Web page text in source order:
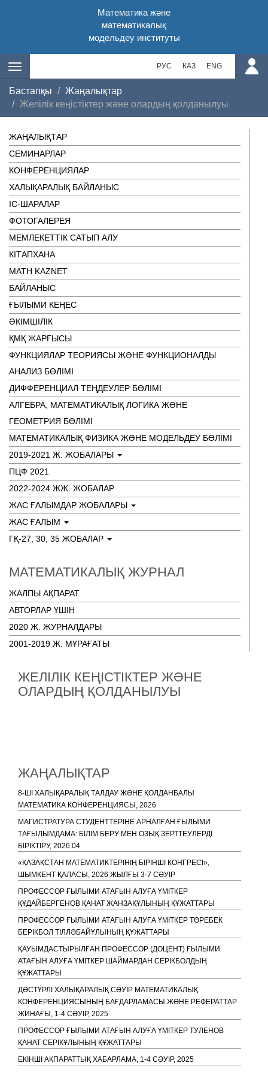
Математика және
математикалық
модельдеу институты
РУС КАЗ ENG
Бастапқы
Жаңалықтар
Желілік кеңістіктер және олардың қолданылуы
ЖАҢАЛЫҚТАР
СЕМИНАРЛАР
КОНФЕРЕНЦИЯЛАР
ХАЛЫҚАРАЛЫҚ БАЙЛАНЫС
ІC-ШАРАЛАР
ФОТОГАЛЕРЕЯ
МЕМЛЕКЕТТІК САТЫП АЛУ
КІТАПХАНА
MATH KAZNET
БАЙЛАНЫС
ҒЫЛЫМИ КЕҢЕС
ӘКІМШІЛІК
ҚМҚ ЖАРҒЫСЫ
ФУНКЦИЯЛАР ТЕОРИЯСЫ ЖӘНЕ ФУНКЦИОНАЛДЫ
АНАЛИЗ БӨЛІМІ
ДИФФЕРЕНЦИАЛ ТЕҢДЕУЛЕР БӨЛІМІ
АЛГЕБРА, МАТЕМАТИКАЛЫҚ ЛОГИКА ЖӘНЕ
ГЕОМЕТРИЯ БӨЛІМІ
МАТЕМАТИКАЛЫҚ ФИЗИКА ЖӘНЕ МОДЕЛЬДЕУ БӨЛІМІ
2019-2021 Ж. ЖОБАЛАРЫ
ПЦФ 2021
2022-2024 ЖЖ. ЖОБАЛАР
ЖАС ҒАЛЫМДАР ЖОБАЛАРЫ
ЖАС ҒАЛЫМ
ГҚ-27, 30, 35 ЖОБАЛАР
МАТЕМАТИКАЛЫҚ ЖУРНАЛ
ЖАЛПЫ АҚПАРАТ
АВТОРЛАР ҮШІН
2020 Ж. ЖУРНАЛДАРЫ
2001-2019 Ж. МҰРАҒАТЫ
ЖЕЛІЛІК КЕҢІСТІКТЕР ЖӘНЕ
ОЛАРДЫҢ ҚОЛДАНЫЛУЫ
ЖАҢАЛЫҚТАР
8-ШІ ХАЛЫҚАРАЛЫҚ ТАЛДАУ ЖӘНЕ ҚОЛДАНБАЛЫ
МАТЕМАТИКА КОНФЕРЕНЦИЯСЫ, 2026
МАГИСТРАТУРА СТУДЕНТТЕРІНЕ АРНАЛҒАН ҒЫЛЫМИ
ТАҒЫЛЫМДАМА: БІЛІМ БЕРУ МЕН ОЗЫҚ ЗЕРТТЕУЛЕРДІ
БІРІКТІРУ, 2026.04
«ҚАЗАҚСТАН МАТЕМАТИКТЕРІНІҢ БІРІНШІ КОНГРЕСІ»,
ШЫМКЕНТ ҚАЛАСЫ, 2026 ЖЫЛҒЫ 3-7 СӘУІР
ПРОФЕССОР ҒЫЛЫМИ АТАҒЫН АЛУҒА ҮМІТКЕР
ҚҰДАЙБЕРГЕНОВ ҚАНАТ ЖАНЗАҚҰЛЫНЫҢ ҚҰЖАТТАРЫ
ПРОФЕССОР ҒЫЛЫМИ АТАҒЫН АЛУҒА ҮМІТКЕР ТӨРЕБЕК
БЕРІКБОЛ ТІЛЛӘБАЙҰЛЫНЫҢ ҚҰЖАТТАРЫ
ҚАУЫМДАСТЫРЫЛҒАН ПРОФЕССОР (ДОЦЕНТ) ҒЫЛЫМИ
АТАҒЫН АЛУҒА ҮМІТКЕР ШАЙМАРДАН СЕРІКБОЛДЫҢ
ҚҰЖАТТАРЫ
ДӘСТҮРЛІ ХАЛЫҚАРАЛЫҚ СӘУІР МАТЕМАТИКАЛЫҚ
КОНФЕРЕНЦИЯСЫНЫҢ БАҒДАРЛАМАСЫ ЖӘНЕ РЕФЕРАТТАР
ЖИНАҒЫ, 1-4 СӘУІР, 2025
ПРОФЕССОР ҒЫЛЫМИ АТАҒЫН АЛУҒА ҮМІТКЕР ТУЛЕНОВ
ҚАНАТ СЕРІКҰЛЫНЫҢ ҚҰЖАТТАРЫ
ЕКІНШІ АҚПАРАТТЫҚ ХАБАРЛАМА, 1-4 СӘУІР, 2025